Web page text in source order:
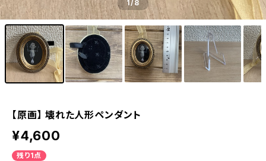
1/8
【原画】 壊れた人形ペンダント
¥4,600
残り1点